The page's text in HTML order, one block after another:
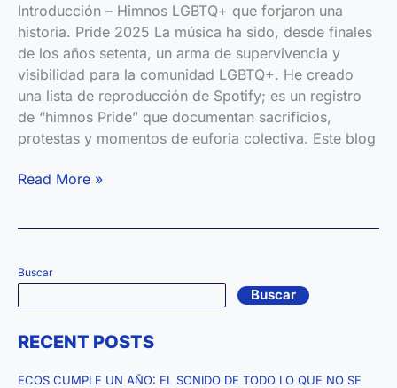
Introducción – Himnos LGBTQ+ que forjaron una
historia. Pride 2025 La música ha sido, desde finales
de los años setenta, un arma de supervivencia y
visibilidad para la comunidad LGBTQ+. He creado
una lista de reproducción de Spotify; es un registro
de “himnos Pride” que documentan sacrificios,
protestas y momentos de euforia colectiva. Este blog
Playlist:
Read More »
Buscar
Buscar
RECENT POSTS
ECOS CUMPLE UN AÑO: EL SONIDO DE TODO LO QUE NO SE